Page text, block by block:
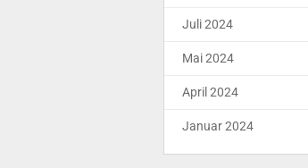
Juli 2024
Mai 2024
April 2024
Januar 2024